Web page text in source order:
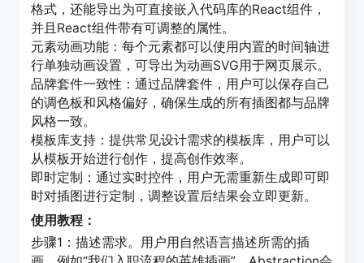
格式，还能导出为可直接嵌入代码库的React组件，
并且React组件带有可调整的属性。
元素动画功能：每个元素都可以使用内置的时间轴进
行单独动画设置，可导出为动画SVG用于网页展示。
品牌套件一致性：通过品牌套件，用户可以保存自己
的调色板和风格偏好，确保生成的所有插图都与品牌
风格一致。
模板库支持：提供常见设计需求的模板库，用户可以
从模板开始进行创作，提高创作效率。
即时定制：通过实时控件，用户无需重新生成即可即
时对插图进行定制，调整设置后结果会立即更新。
使用教程：
步骤1：描述需求。用户用自然语言描述所需的插